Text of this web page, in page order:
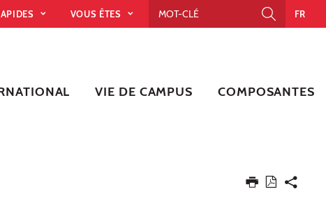
VOUS ÊTES FR
VIE DE CAMPUS COMPOSANTES